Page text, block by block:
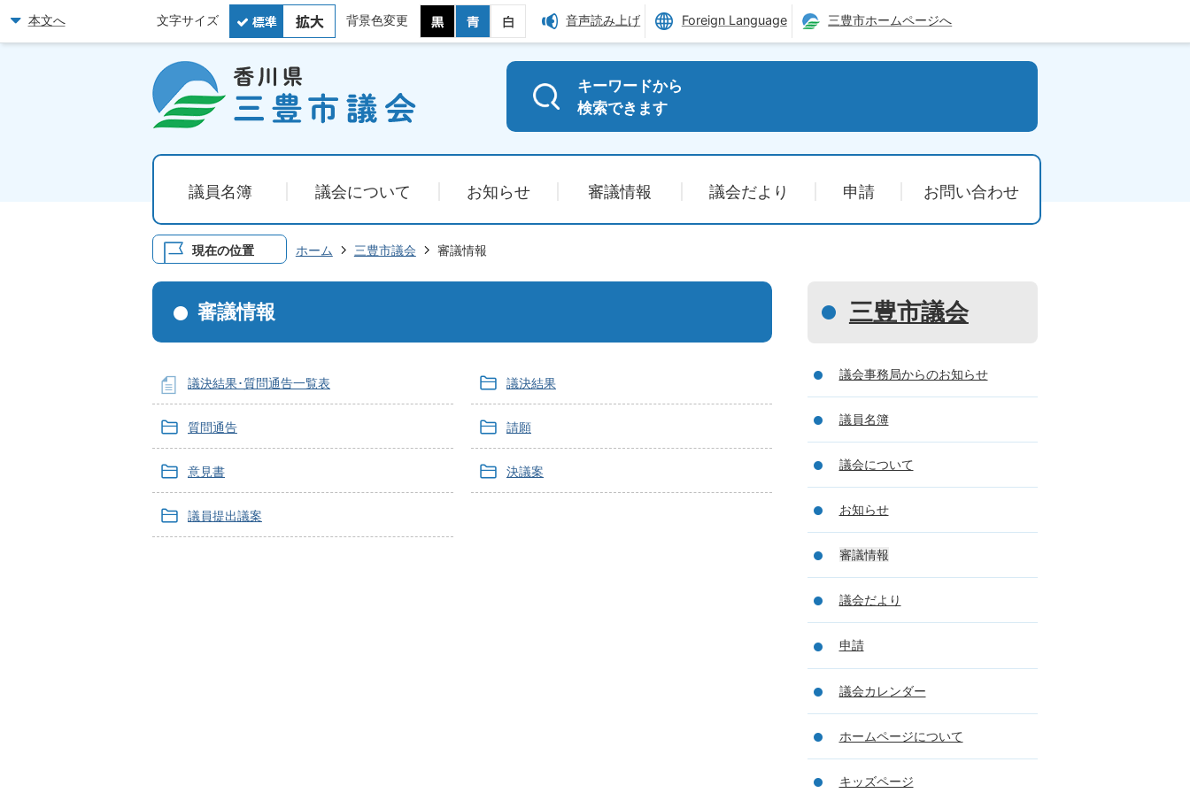
本文へ 文字サイズ 背景色変更 音声読み上げ Foreign Language 三豊市ホームページへ
キーワードから
検索できます
議員名簿 議会について お知らせ 審議情報 議会だより 申請 お問い合わせ
現在の位置 ホーム 三豊市議会 審議情報
審議情報
議決結果･質問通告一覧表 議決結果
質問通告 請願
意見書 決議案
議員提出議案
三豊市議会
議会事務局からのお知らせ
議員名簿
議会について
お知らせ
審議情報
議会だより
申請
議会カレンダー
ホームページについて
キッズページ